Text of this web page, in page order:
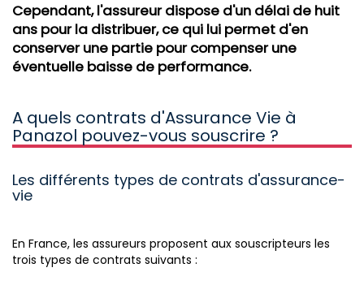
Cependant, l'assureur dispose d'un délai de huit
ans pour la distribuer, ce qui lui permet d'en
conserver une partie pour compenser une
éventuelle baisse de performance.
A quels contrats d'Assurance Vie à
Panazol pouvez-vous souscrire ?
Les différents types de contrats d'assurance-
vie
En France, les assureurs proposent aux souscripteurs les
trois types de contrats suivants :